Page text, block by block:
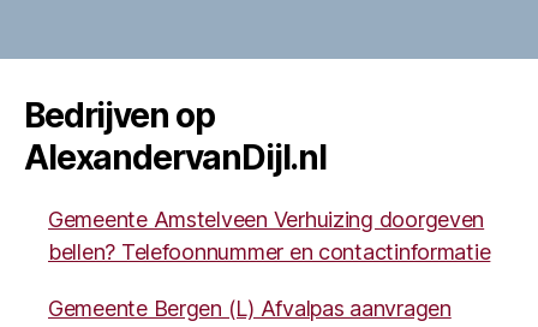
Bedrijven op
AlexandervanDijl.nl
Gemeente Amstelveen Verhuizing doorgeven
bellen? Telefoonnummer en contactinformatie
Gemeente Bergen (L) Afvalpas aanvragen